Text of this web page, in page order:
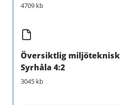
4709 kb
Översiktlig
Syrhåla 4:2
3045 kb